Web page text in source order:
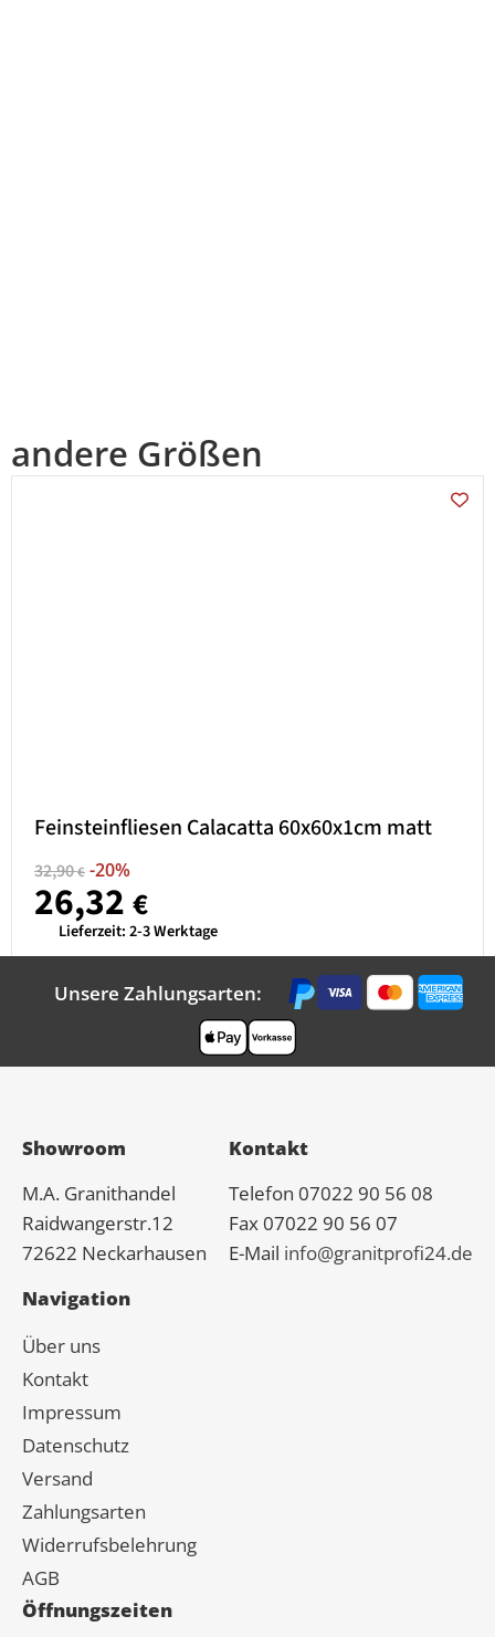
andere Größen
Feinsteinfliesen Calacatta 60x60x1cm matt
32,90€ -20%
26,32 €
Lieferzeit:2-3 Werktage
Unsere Zahlungsarten:
Showroom
M.A. Granithandel
Raidwangerstr.12
72622 Neckarhausen
Kontakt
Telefon 07022 90 56 08
Fax 07022 90 56 07
E-Mail info@granitprofi24.de
Navigation
Über uns
Kontakt
Impressum
Datenschutz
Versand
Zahlungsarten
Widerrufsbelehrung
AGB
Öffnungszeiten